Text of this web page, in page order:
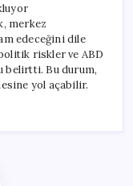
merkez
edeceğini dile
riskler ve ABD
belirtti. Bu durum,
yol açabilir.